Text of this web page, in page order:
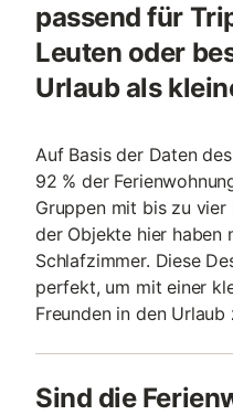
passend für
Leuten oder
Urlaub als
Auf Basis der Daten
92 % der
Gruppen mit bis zu vier
der Objekte hier haben
Schlafzimmer. Diese
perfekt, um mit einer
Freunden in den Urlaub
Sind die